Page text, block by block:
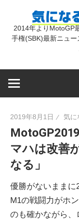
2014年よりMotoGP
手権(SBK)最新ニュ
2019年8月1日 気に
マハは改善
なる」
優勝がないまま
M1の戦闘力がホ
のも確かながら、